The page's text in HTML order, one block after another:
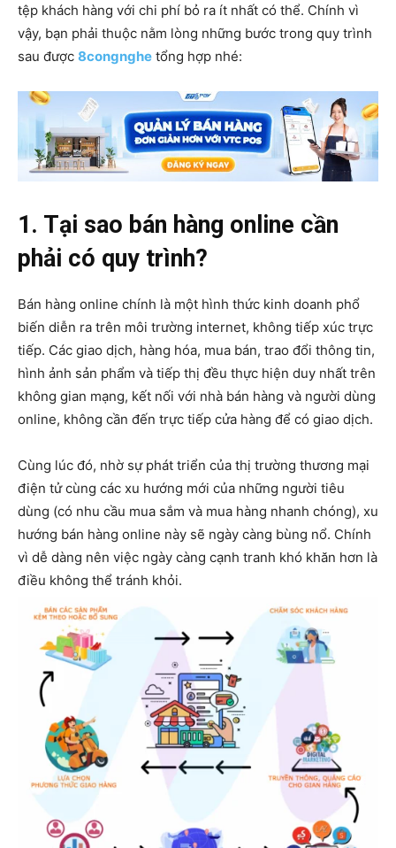
tệp khách hàng với chi phí bỏ ra ít nhất có thể. Chính vì
vậy, bạn phải thuộc nằm lòng những bước trong quy trình
sau được 8congnghe tổng hợp nhé:
1. Tại sao bán hàng online cần
phải có quy trình?
Bán hàng online chính là một hình thức kinh doanh phổ
biến diễn ra trên môi trường internet, không tiếp xúc trực
tiếp. Các giao dịch, hàng hóa, mua bán, trao đổi thông tin,
hình ảnh sản phẩm và tiếp thị đều thực hiện duy nhất trên
không gian mạng, kết nối với nhà bán hàng và người dùng
online, không cần đến trực tiếp cửa hàng để có giao dịch.
Cùng lúc đó, nhờ sự phát triển của thị trường thương mại
điện tử cùng các xu hướng mới của những người tiêu
dùng (có nhu cầu mua sắm và mua hàng nhanh chóng), xu
hướng bán hàng online này sẽ ngày càng bùng nổ. Chính
vì dễ dàng nên việc ngày càng cạnh tranh khó khăn hơn là
điều không thể tránh khỏi.